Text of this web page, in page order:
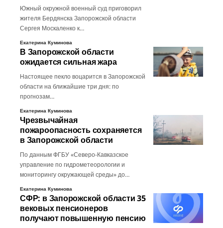
Южный окружной военный суд приговорил
жителя Бердянска Запорожской области
Сергея Москаленко к…
Екатерина Куминова
В Запорожской области
ожидается сильная жара
Настоящее пекло воцарится в Запорожской
области на ближайшие три дня: по
прогнозам…
Екатерина Куминова
Чрезвычайная
пожароопасность сохраняется
в Запорожской области
По данным ФГБУ «Северо-Кавказское
управление по гидрометеорологии и
мониторингу окружающей среды» до…
Екатерина Куминова
СФР: в Запорожской области 35
вековых пенсионеров
получают повышенную пенсию